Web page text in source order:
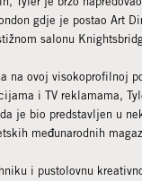
gdje je postao Art
salonu
na ovoj visokoprofilnoj
i TV reklamama,
je bio predstavljen u
međunarodnih
​​i pustolovnu